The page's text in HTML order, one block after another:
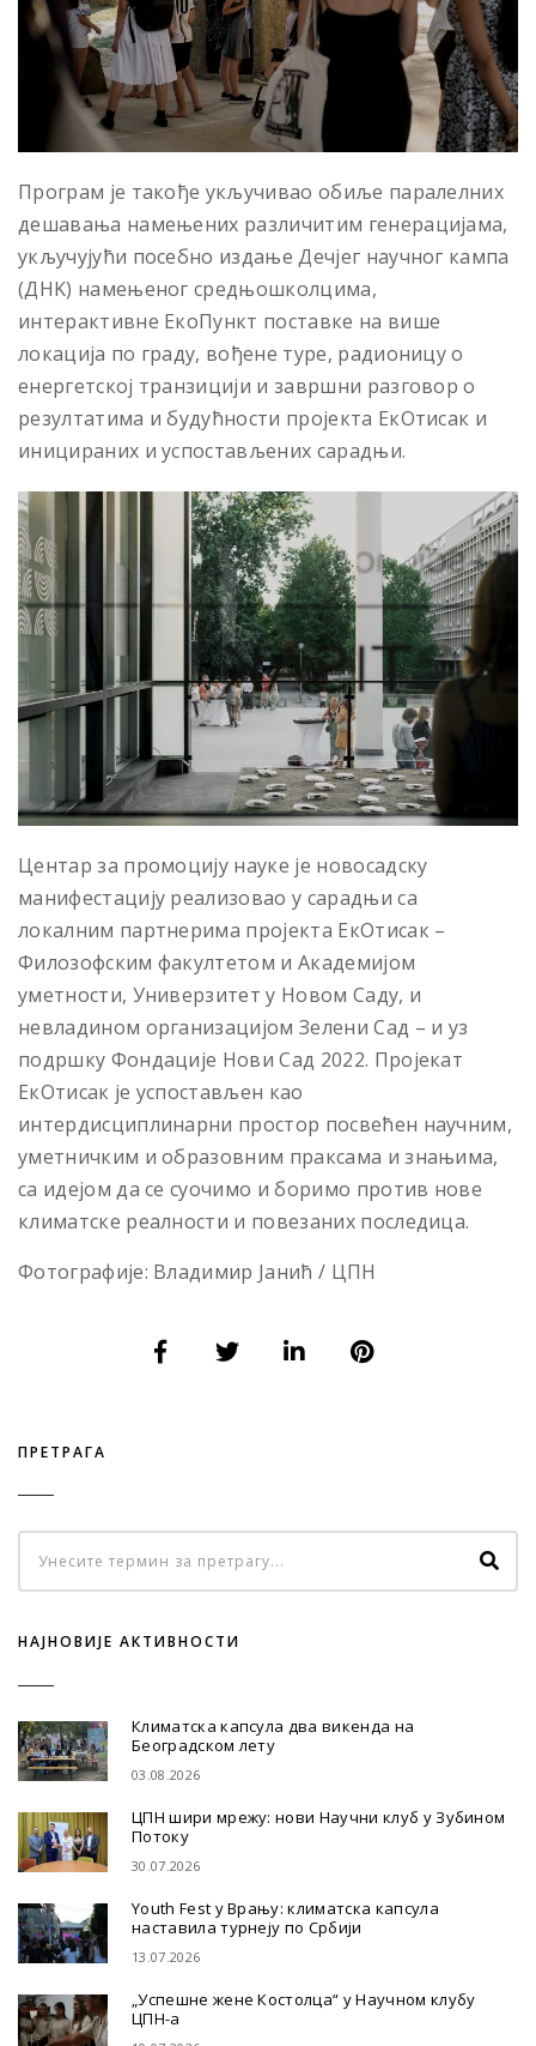
Програм је такође укључивао обиље паралелних
дешавања намењених различитим генерацијама,
укључујући посебно издање Дечјег научног кампа
(ДНK) намењеног средњошколцима,
интерактивне ЕкоПункт поставке на више
локација по граду, вођене туре, радионицу о
енергетској транзицији и завршни разговор о
резултатима и будућности пројекта ЕкОтисак и
иницираних и успостављених сарадњи.
Центар за промоцију науке је новосадску
манифестацију реализовао у сарадњи са
локалним партнерима пројекта ЕкОтисак –
Филозофским факултетом и Академијом
уметности, Универзитет у Новом Саду, и
невладином организацијом Зелени Сад – и уз
подршку Фондације Нови Сад 2022. Пројекат
ЕкОтисак је успостављен као
интердисциплинарни простор посвећен научним,
уметничким и образовним праксама и знањима,
са идејом да се суочимо и боримо против нове
климатске реалности и повезаних последица.
Фотографије: Владимир Јанић / ЦПН
ПРЕТРАГА
НАЈНОВИЈЕ АКТИВНОСТИ
Климатска капсула два викенда на
Београдском лету
03.08.2026
ЦПН шири мрежу: нови Научни клуб у Зубином
Потоку
30.07.2026
Youth Fest у Врању: климатска капсула
наставила турнеју по Србији
13.07.2026
„Успешне жене Костолца“ у Научном клубу
ЦПН-а